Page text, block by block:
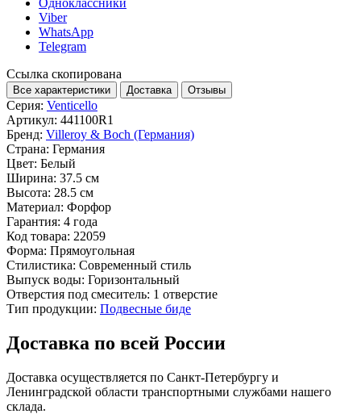
Viber
WhatsApp
Telegram
Ссылка скопирована
Все характеристики Доставка Отзывы
Серия: Venticello
Артикул: 441100R1
Бренд: Villeroy & Boch (Германия)
Страна: Германия
Цвет: Белый
Ширина: 37.5 см
Высота: 28.5 см
Материал: Форфор
Гарантия: 4 года
Код товара: 22059
Форма: Прямоугольная
Стилистика: Современный стиль
Выпуск воды: Горизонтальный
Отверстия под смеситель: 1 отверстие
Тип продукции: Подвесные биде
Доставка по всей России
Доставка осуществляется по Санкт-Петербургу и
Ленинградской области транспортными службами нашего
склада.